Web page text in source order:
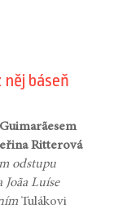
báseň
Ritterová
odstupu
Joãa Luíse
Tulákovi